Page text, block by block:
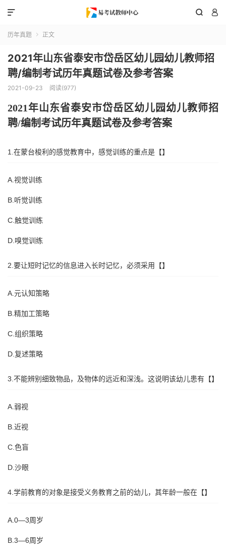
 

历年真题  正文
2021年山东省泰安市岱岳区幼儿园幼儿教师招
聘/编制考试历年真题试卷及参考答案
2021-09-23 阅读(977)
2021 年山东省泰安市岱岳区幼儿园幼儿教师招
聘/编制考试历年真题试卷及参考答案
1.在蒙台梭利的感觉教育中，感觉训练的重点是【】
A.视觉训练
B.听觉训练
C.触觉训练
D.嗅觉训练
2.要让短时记忆的信息进入长时记忆，必须采用【】
A.元认知策略
B.精加工策略
C.组织策略
D.复述策略
3.不能辨别细致物品，及物体的远近和深浅。这说明该幼儿患有【】
A.弱视
B.近视
C.色盲
D.沙眼
4.学前教育的对象是接受义务教育之前的幼儿，其年龄一般在【】
A.0—3周岁
B.3—6周岁